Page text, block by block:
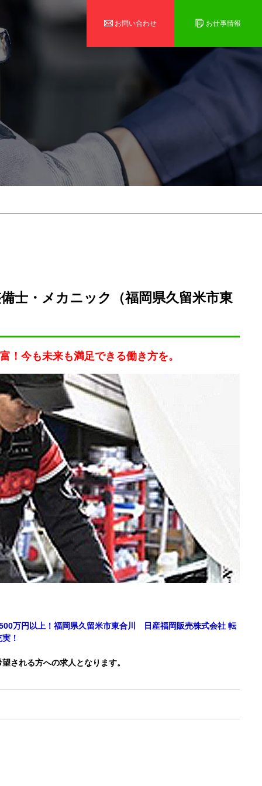
お問い合わせ お仕事情報
備士・メカニック（福岡県久留米市東
！今も未来も満足できる働き方を。
万円以上！福岡県久留米市東合川 日産福岡販売株式会社 転
！
される方への求人となります。